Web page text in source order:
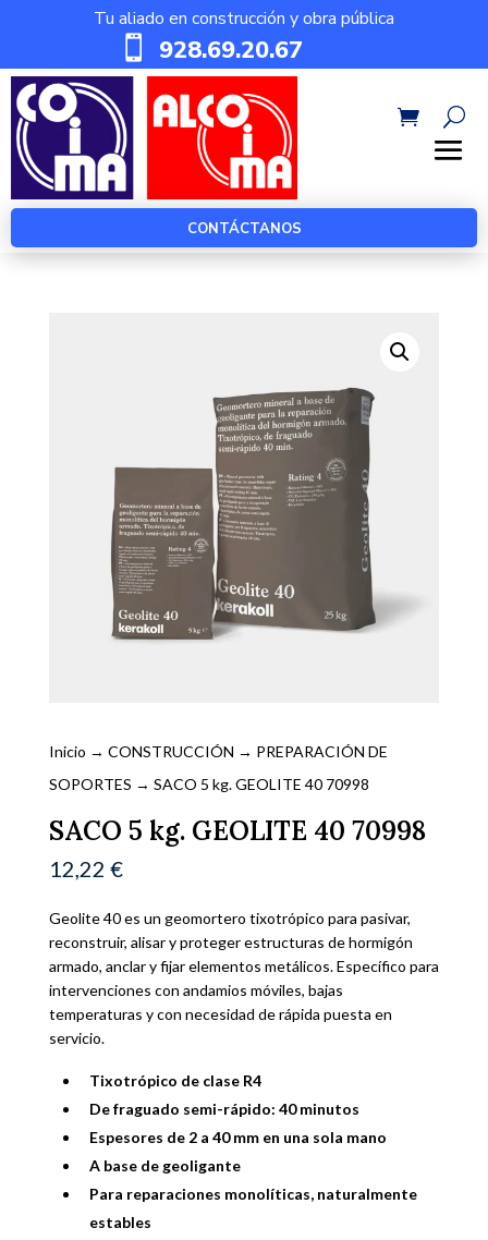
Tu aliado en construcción y obra pública
 928.69.20.67
CONTÁCTANOS
Inicio → CONSTRUCCIÓN → PREPARACIÓN DE
SOPORTES → SACO 5 kg. GEOLITE 40 70998
SACO 5 kg. GEOLITE 40 70998
12,22 €
Geolite 40 es un geomortero tixotrópico para pasivar,
reconstruir, alisar y proteger estructuras de hormigón
armado, anclar y fijar elementos metálicos. Específico para
intervenciones con andamios móviles, bajas
temperaturas y con necesidad de rápida puesta en
servicio.
Tixotrópico de clase R4
De fraguado semi-rápido: 40 minutos
Espesores de 2 a 40 mm en una sola mano
A base de geoligante
Para reparaciones monolíticas, naturalmente
estables